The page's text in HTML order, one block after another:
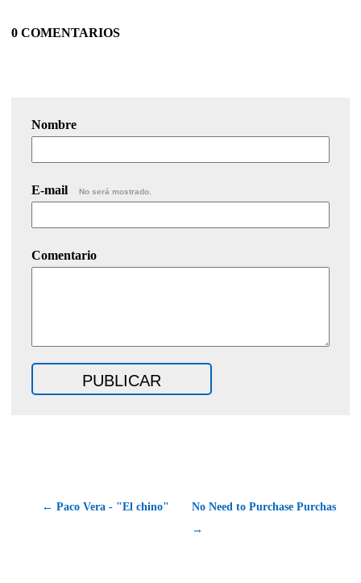
0 COMENTARIOS
Nombre
E-mail No será mostrado.
Comentario
← Paco Vera - "El chino"
No Need to Purchase Purchas
→